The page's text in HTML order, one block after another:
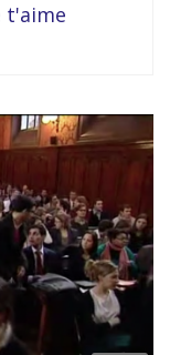
t'aime